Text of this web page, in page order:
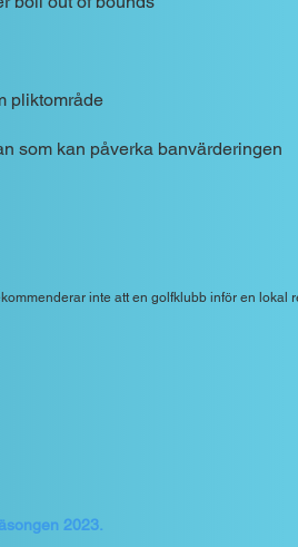
pliktområde
som kan påverka banvärderingen
inte att en golfklubb inför en lokal
2023.